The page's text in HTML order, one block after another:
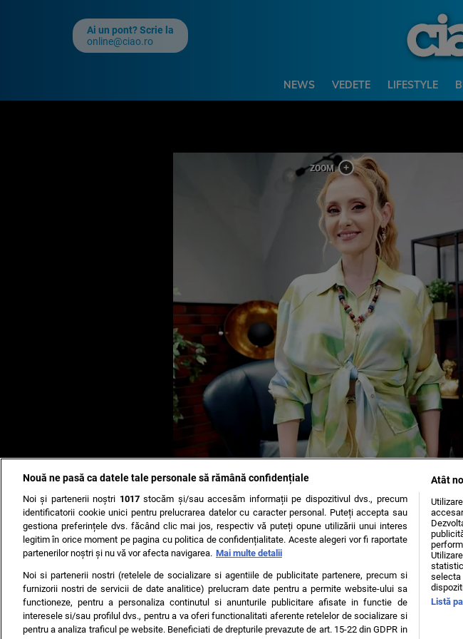
Ai un pont? Scrie la
online@ciao.ro
NEWS VEDETE LIFESTYLE
Alina Sorescu
Nouă ne pasă ca datele tale personale să rămână confidențiale
Noi și partenerii noștri 1017stocăm și/sau accesăm informații pe dispozitivul dvs., precum
identificatorii cookie unici pentru prelucrarea datelor cu caracter personal. Puteți accepta sau
gestiona preferințele dvs. făcând clic mai jos, respectiv vă puteți opune utilizării unui interes
legitim în orice moment pe pagina cu politica de confidențialitate. Aceste alegeri vor fi raportate
partenerilor noștri și nu vă vor afecta navigarea. Mai multe detalii
Noi si partenerii nostri (retelele de socializare si agentiile de publicitate partenere, precum si
furnizorii nostri de servicii de date analitice) prelucram date pentru a permite website-ului sa
functioneze, pentru a personaliza continutul si anunturile publicitare afisate in functie de
interesele si/sau profilul dvs., pentru a va oferi functionalitati aferente retelelor de socializare si
pentru a analiza traficul pe website. Beneficiati de drepturile prevazute de art. 15-22 din GDPR in
Atât
Listă